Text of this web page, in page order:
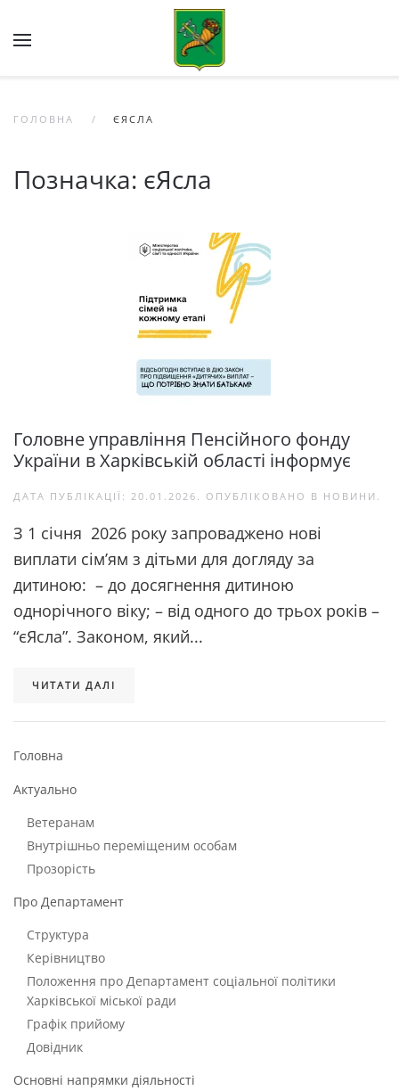
Skip to main content
ГОЛОВНА ЄЯСЛА
Позначка: єЯсла
Головне управління Пенсійного фонду
України в Харківській області інформує
ДАТА ПУБЛІКАЦІЇ: 20.01.2026 . ОПУБЛІКОВАНО В НОВИНИ .
З 1 січня 2026 року запроваджено нові
виплати сім’ям з дітьми для догляду за
дитиною: – до досягнення дитиною
однорічного віку; – від одного до трьох років –
“єЯсла”. Законом, який...
ЧИТАТИ ДАЛІ
Головна
Актуально
Ветеранам
Внутрішньо переміщеним особам
Прозорість
Про Департамент
Структура
Керівництво
Положення про Департамент соціальної політики
Харківської міської ради
Графік прийому
Довідник
Основні напрямки діяльності